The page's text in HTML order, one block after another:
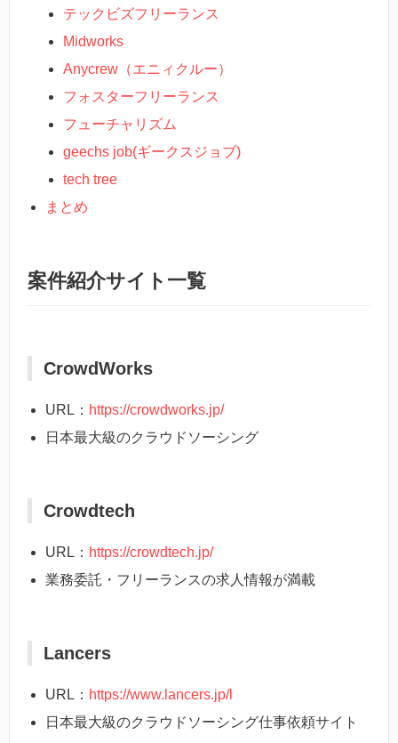
テックビズフリーランス
Midworks
Anycrew（エニィクルー）
フォスターフリーランス
フューチャリズム
geechs job(ギークスジョブ)
tech tree
まとめ
案件紹介サイト一覧
CrowdWorks
URL： https://crowdworks.jp/
日本最大級のクラウドソーシング
Crowdtech
URL： https://crowdtech.jp/
業務委託・フリーランスの求人情報が満載
Lancers
URL： https://www.lancers.jp/l
日本最大級のクラウドソーシング仕事依頼サイト